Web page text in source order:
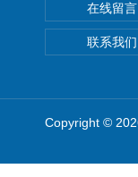
在线留言
联系我们
Copyright ©